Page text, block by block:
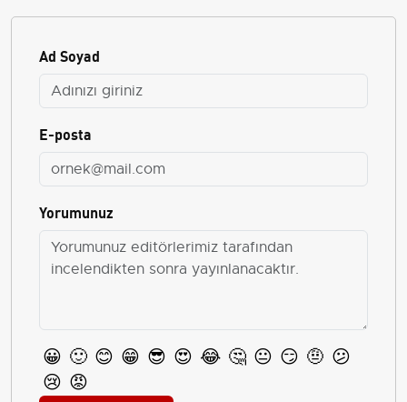
Ad Soyad
E-posta
Yorumunuz
😀 🙂 😊 😁 😎 😍 😂 🤔 😐 😏 🤨 😕
😢 😡